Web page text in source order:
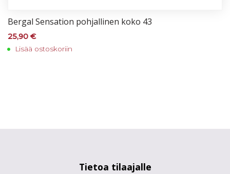
Ber­gal Sen­sa­tion poh­jal­li­nen ko­ko 43
25,90 €
Lisää ostoskoriin
Tietoa tilaajalle